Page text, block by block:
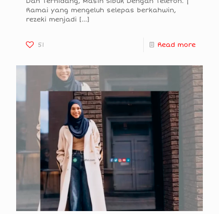
Ramai yang mengeluh selepas berkahwin,
rezeki menjadi […]
51 Read more